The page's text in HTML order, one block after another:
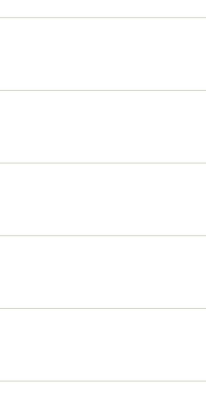
Beraten lassen
besonders wichtig.